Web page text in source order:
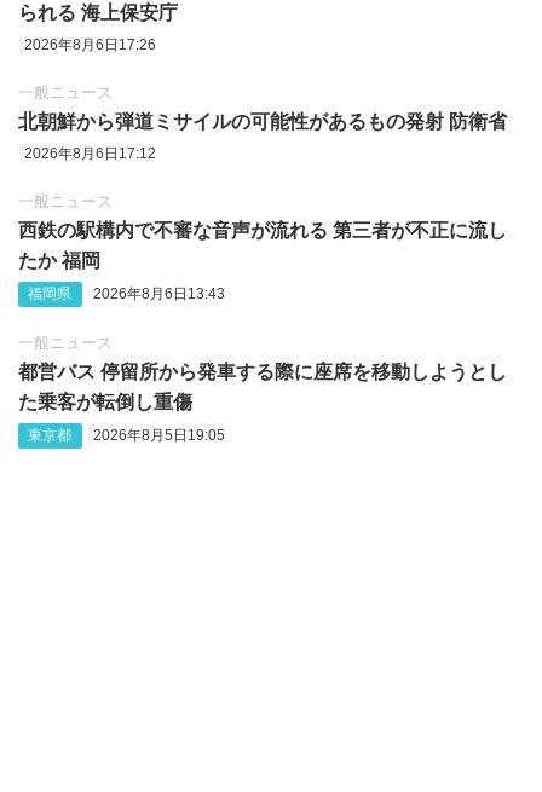
られる 海上保安庁
2026年8月6日17:26
一般ニュース
北朝鮮から弾道ミサイルの可能性があるもの発射 防衛省
2026年8月6日17:12
一般ニュース
西鉄の駅構内で不審な音声が流れる 第三者が不正に流し
たか 福岡
福岡県 2026年8月6日13:43
一般ニュース
都営バス 停留所から発車する際に座席を移動しようとし
た乗客が転倒し重傷
東京都 2026年8月5日19:05